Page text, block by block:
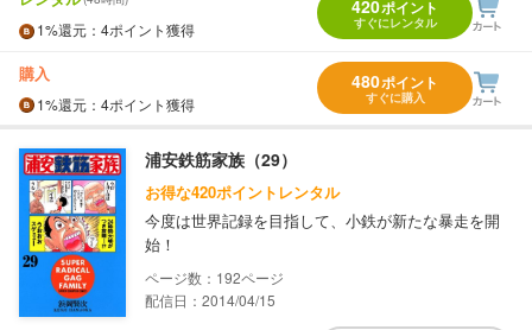
1%還元 ：4ポイント獲得
420ポイント
すぐにレンタル
購入
1%還元 ：4ポイント獲得
480ポイント
すぐに購入
浦安鉄筋家族（29）
お得な420ポイントレンタル
今度は世界記録を目指して、小鉄が新たな暴走を開
始！
192
配信日：2014/04/15